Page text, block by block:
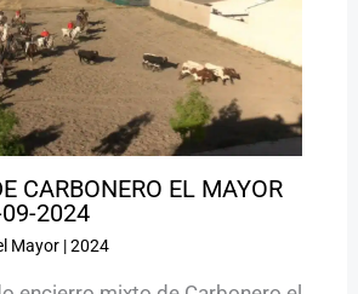
CARBONERO EL MAYOR
2024
Mayor|2024